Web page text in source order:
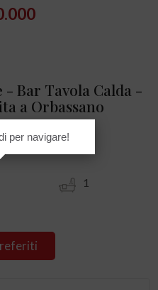
Bar Tavola Calda -
a Orbassano
Umberto I, 9
1
per navigare!